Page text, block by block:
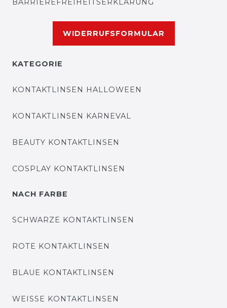
BARRIEREFREIHEITSERKLÄRUNG
WIDERRUFSFORMULAR
KATEGORIE
KONTAKTLINSEN HALLOWEEN
KONTAKTLINSEN KARNEVAL
BEAUTY KONTAKTLINSEN
COSPLAY KONTAKTLINSEN
NACH FARBE
SCHWARZE KONTAKTLINSEN
ROTE KONTAKTLINSEN
BLAUE KONTAKTLINSEN
WEISSE KONTAKTLINSEN